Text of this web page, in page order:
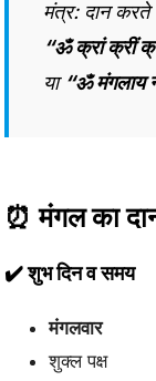
मंत्र: दान
“ॐ क्रां क्रीं
या “ॐ मंगलाय
⏰ मंगल का
✔️ शुभ दिन व समय
मंगलवार
शुक्ल पक्ष